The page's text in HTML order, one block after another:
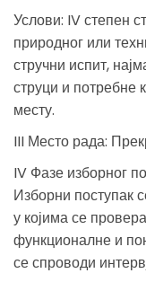
Услови: IV степен
природног или
стручни испит,
струци и потребне
месту.
III Место рада:
IV Фазе изборног
Изборни поступак
у којима се
функционалне и
се спроводи